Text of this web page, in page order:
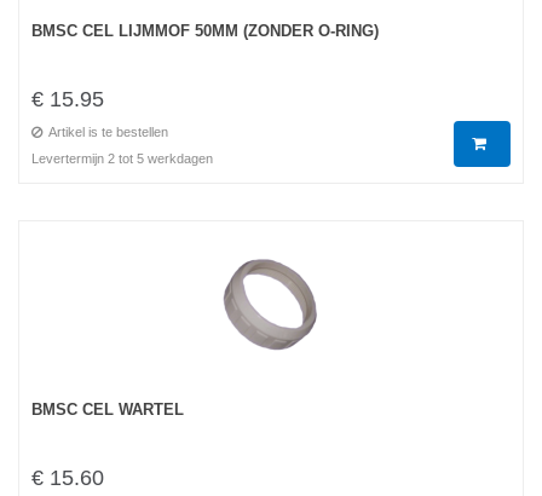
BMSC CEL LIJMMOF 50MM (ZONDER O-RING)
€ 15.95
Artikel is te bestellen
Levertermijn 2 tot 5 werkdagen
BMSC CEL WARTEL
€ 15.60